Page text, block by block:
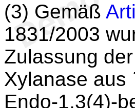
(3) Gemäß
1831/2003
Zulassung
Xylanase aus
Endo-1,3(4)-